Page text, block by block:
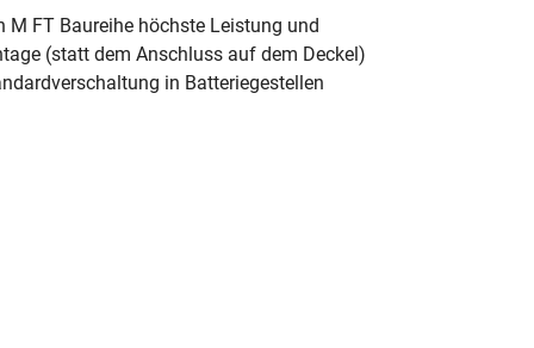
FT Baureihe höchste Leistung und
(statt dem Anschluss auf dem Deckel)
in Batteriegestellen